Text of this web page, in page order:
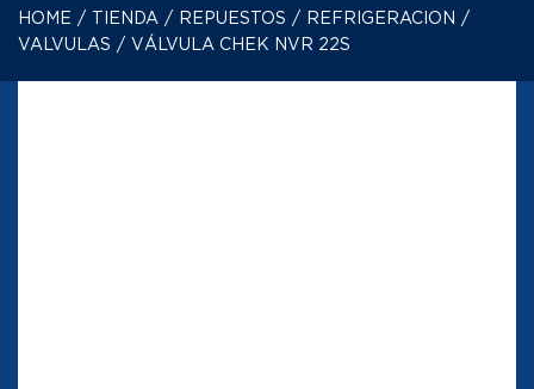
HOME / TIENDA / REPUESTOS / REFRIGERACION /
VALVULAS / VÁLVULA CHEK NVR 22S